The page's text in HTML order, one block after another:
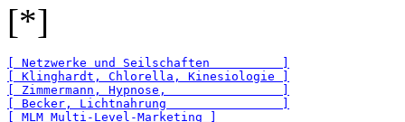
[*]
[ Netzwerke und Seilschaften          ]
[ Klinghardt, Chlorella, Kinesiologie ]
[ Zimmermann, Hypnose,                ]
[ Becker, Lichtnahrung                ]
[ MLM Multi-Level-Marketing ]